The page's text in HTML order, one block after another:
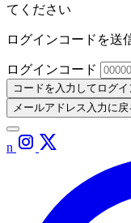
てください
ログインコードを送
ログインコード
コードを入力してログイ
メールアドレス入力に戻
n